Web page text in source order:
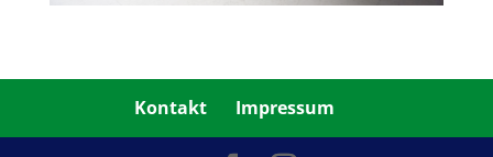
Kontakt Impressum